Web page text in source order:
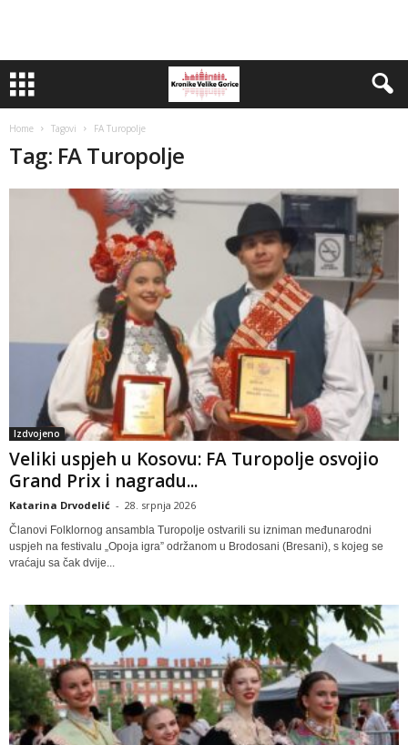
Home Tagovi FA Turopolje
Tag: FA Turopolje
Izdvojeno
Veliki uspjeh u Kosovu: FA Turopolje osvojio
Grand Prix i nagradu...
Katarina Drvodelić - 28. srpnja 2026
Članovi Folklornog ansambla Turopolje ostvarili su izniman međunarodni
uspjeh na festivalu „Opoja igra” održanom u Brodosani (Bresani), s kojeg se
vraćaju sa čak dvije...